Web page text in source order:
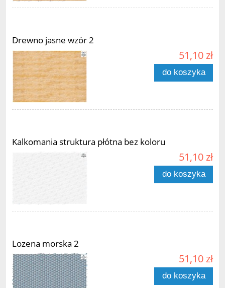
Drewno jasne wzór 2
51,10 zł
do koszyka
Kalkomania struktura płótna bez koloru
51,10 zł
do koszyka
Lozena morska 2
51,10 zł
do koszyka